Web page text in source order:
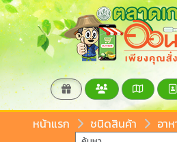
หน้าแรก ชนิดสินค้า อา